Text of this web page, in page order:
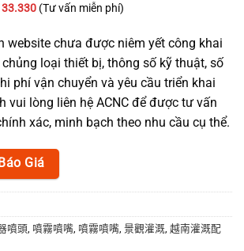
(Tư vấn miễn phí)
website chưa được niêm yết công khai
loại thiết bị, thông số kỹ thuật, số
phí vận chuyển và yêu cầu triển khai
vui lòng liên hệ ACNC để được tư vấn
xác, minh bạch theo nhu cầu cụ thể.
Giá
噴頭 噴霧噴嘴 噴霧噴嘴 景觀灌溉 越南灌溉配